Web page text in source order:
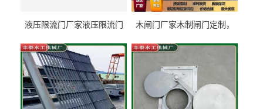
液压限流门厂家液压限流门
泰制造
木闸门厂家木制闸门定制，
型号齐全